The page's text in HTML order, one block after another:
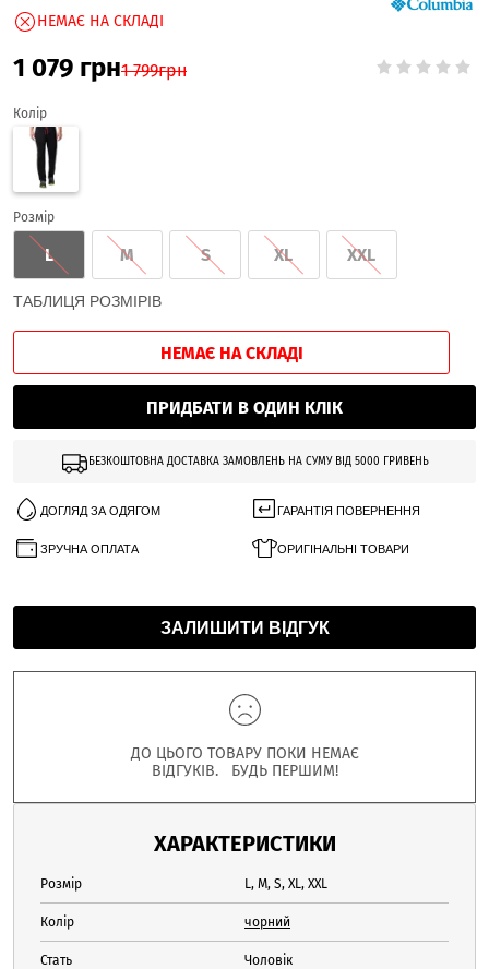
НЕМАЄ НА СКЛАДІ
1 079 грн1 799грн
Колір
Розмір
L M S XL XXL
ТАБЛИЦЯ РОЗМІРІВ
НЕМАЄ НА СКЛАДІ
ПРИДБАТИ В ОДИН КЛІК
БЕЗКОШТОВНА ДОСТАВКА ЗАМОВЛЕНЬ НА СУМУ ВІД 5000 ГРИВЕНЬ
ДОГЛЯД ЗА ОДЯГОМ ГАРАНТІЯ ПОВЕРНЕННЯ
ЗРУЧНА ОПЛАТА ОРИГІНАЛЬНІ ТОВАРИ
ЗАЛИШИТИ ВІДГУК
ДО ЦЬОГО ТОВАРУ ПОКИ НЕМАЄ
ВІДГУКІВ. БУДЬ ПЕРШИМ!
ХАРАКТЕРИСТИКИ
Розмір L, M, S, XL, XXL
Колір чорний
Стать Чоловік